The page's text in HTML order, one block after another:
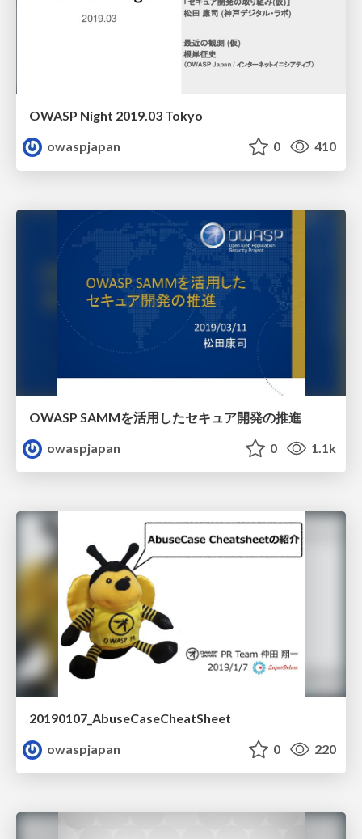
OWASP Night 2019.03 Tokyo
owaspjapan
0 410
OWASP SAMMを活用したセキュア開発の推進
owaspjapan
0 1.1k
20190107_AbuseCaseCheatSheet
owaspjapan
0 220